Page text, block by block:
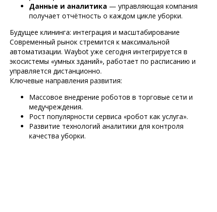
Данные и аналитика — управляющая компания
получает отчётность о каждом цикле уборки.
Будущее клининга: интеграция и масштабирование
Современный рынок стремится к максимальной
автоматизации. Waybot уже сегодня интегрируется в
экосистемы «умных зданий», работает по расписанию и
управляется дистанционно.
Ключевые направления развития:
Массовое внедрение роботов в торговые сети и
медучреждения.
Рост популярности сервиса «робот как услуга».
Развитие технологий аналитики для контроля
качества уборки.